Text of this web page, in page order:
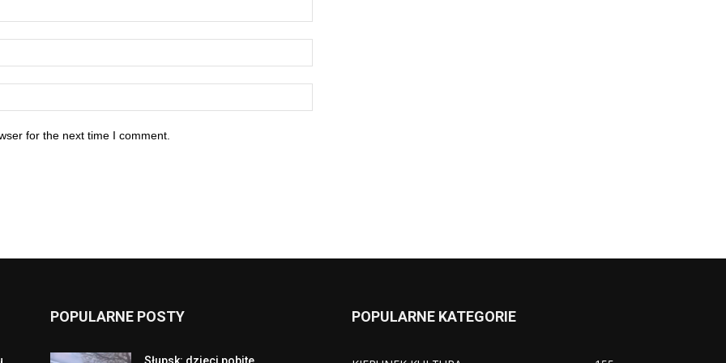
for the next time I comment.
POPULARNE POSTY POPULARNE KATEGORIE